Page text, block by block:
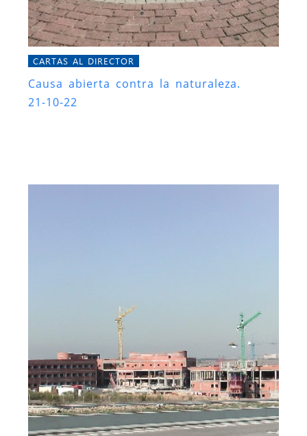
CARTAS AL DIRECTOR
Causa abierta contra la naturaleza.
21-10-22